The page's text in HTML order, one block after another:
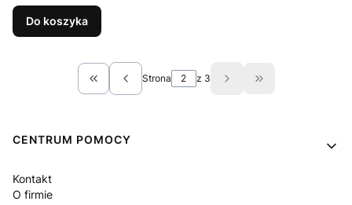
Do koszyka
Wróć do pierwszej strony z produktami
Strona z 3 Przejdź do
Linki w stopce
CENTRUM POMOCY
Kontakt
O firmie